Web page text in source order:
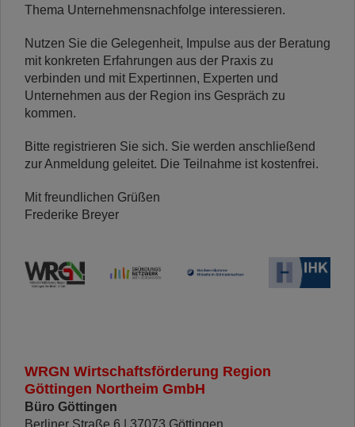
Thema Unternehmensnachfolge interessieren.
Nutzen Sie die Gelegenheit, Impulse aus der Beratung
mit konkreten Erfahrungen aus der Praxis zu
verbinden und mit Expertinnen, Experten und
Unternehmen aus der Region ins Gespräch zu
kommen.
Bitte registrieren Sie sich. Sie werden anschließend
zur Anmeldung geleitet. Die Teilnahme ist kostenfrei.
Mit freundlichen Grüßen
Frederike Breyer
WRGN Wirtschaftsförderung Region
Göttingen Northeim GmbH
Büro Göttingen
Berliner Straße 6 | 37073 Göttingen